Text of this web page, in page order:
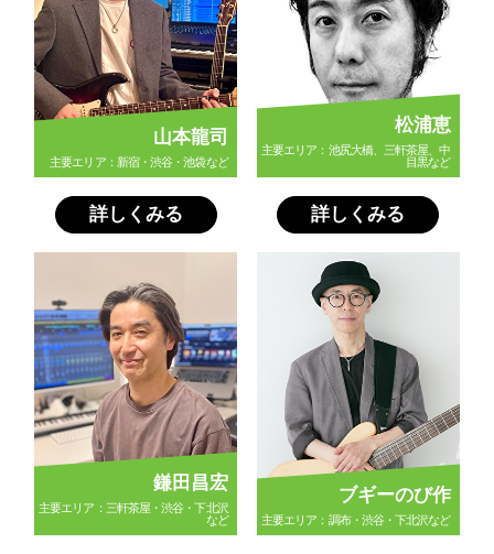
山本龍司
主要エリア：新宿・渋谷・池袋など
詳しくみる
松浦恵
主要エリア：池尻大橋、三軒茶屋、中
目黒など
詳しくみる
鎌田昌宏
主要エリア：三軒茶屋・渋谷・下北沢
など
ブギーのび作
主要エリア：調布・渋谷・下北沢など